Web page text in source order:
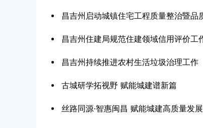
昌吉州启动城镇住宅工程质量整治暨品
昌吉州住建局规范住建领域信用评价工
昌吉州持续推进农村生活垃圾治理工作
古城研学拓视野 赋能城建谱新篇
丝路同源·智惠闽昌 赋能城建高质量发展
习近平同斯洛伐克总统佩列格里尼会谈